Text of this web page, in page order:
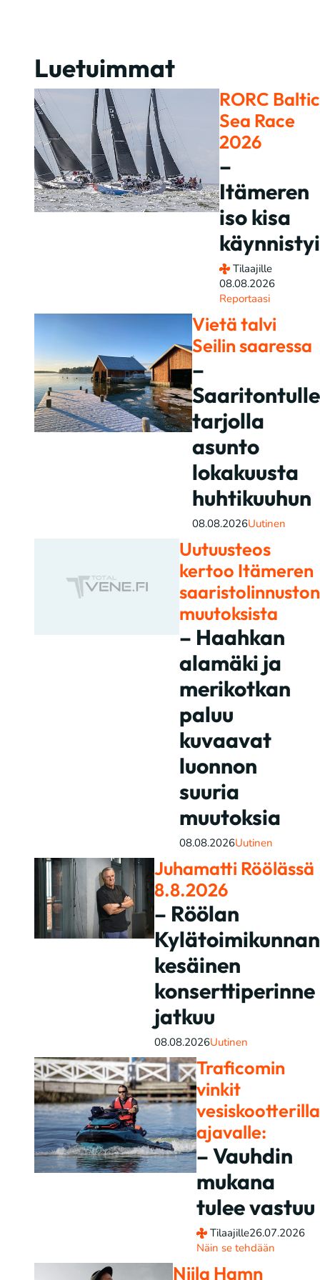
Luetuimmat
RORC Baltic
Sea Race
2026
–
Itämeren
iso kisa
käynnistyi
Tilaajille
08.08.2026
Reportaasi
Vietä talvi
Seilin saaressa
–
Saaritontulle
tarjolla
asunto
lokakuusta
huhtikuuhun
08.08.2026Uutinen
Uutuusteos
kertoo Itämeren
saaristolinnuston
muutoksista
– Haahkan
alamäki ja
merikotkan
paluu
kuvaavat
luonnon
suuria
muutoksia
08.08.2026Uutinen
Juhamatti Röölässä
8.8.2026
– Röölan
Kylätoimikunnan
kesäinen
konserttiperinne
jatkuu
08.08.2026Uutinen
Traficomin
vinkit
vesiskootterilla
ajavalle:
– Vauhdin
mukana
tulee vastuu
Tilaajille26.07.2026
Näin se tehdään
Niila Hamn